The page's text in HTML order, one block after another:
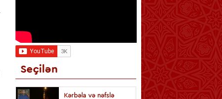
Seçilən
Kərbəla və nəfslə